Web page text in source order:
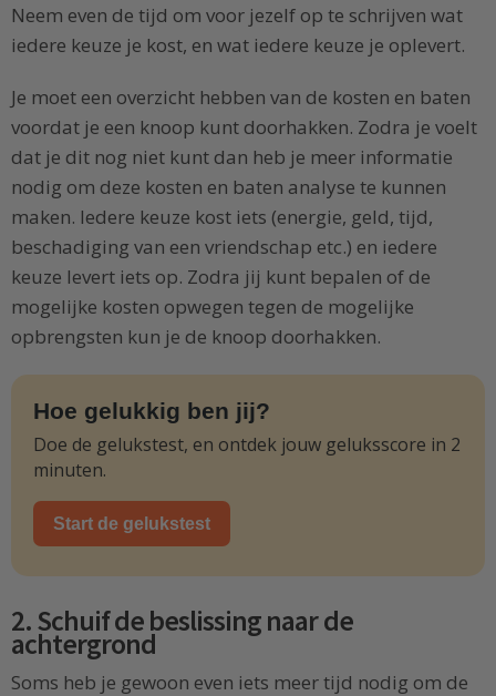
Neem even de tijd om voor jezelf op te schrijven wat
iedere keuze je kost, en wat iedere keuze je oplevert.
Je moet een overzicht hebben van de kosten en baten
voordat je een knoop kunt doorhakken. Zodra je voelt
dat je dit nog niet kunt dan heb je meer informatie
nodig om deze kosten en baten analyse te kunnen
maken. Iedere keuze kost iets (energie, geld, tijd,
beschadiging van een vriendschap etc.) en iedere
keuze levert iets op. Zodra jij kunt bepalen of de
mogelijke kosten opwegen tegen de mogelijke
opbrengsten kun je de knoop doorhakken.
Hoe gelukkig ben jij?
Doe de gelukstest, en ontdek jouw geluksscore in 2
minuten.
Start de gelukstest
2. Schuif de beslissing naar de
achtergrond
Soms heb je gewoon even iets meer tijd nodig om de